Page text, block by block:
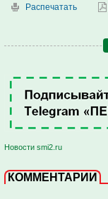
Распечатать
Новости smi2.ru
КОММЕНТАРИИ